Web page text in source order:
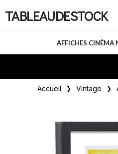
TABLEAUDESTOCK
AFFICHES CINÉMA
Accueil Vintage